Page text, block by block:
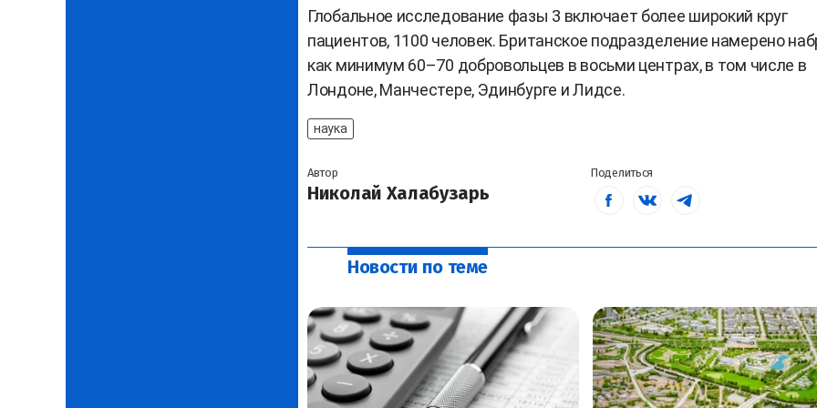
Глобальное исследование фазы 3 включает более широкий круг
пациентов, 1100 человек. Британское подразделение намерено
как минимум 60–70 добровольцев в восьми центрах, в том числе в
Лондоне, Манчестере, Эдинбурге и Лидсе.
наука
Автор
Николай Халабузарь
Поделиться
Новости по теме